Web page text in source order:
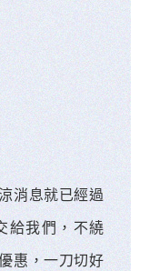
消息就已經過
給我們，不繞
惠，一刀切好